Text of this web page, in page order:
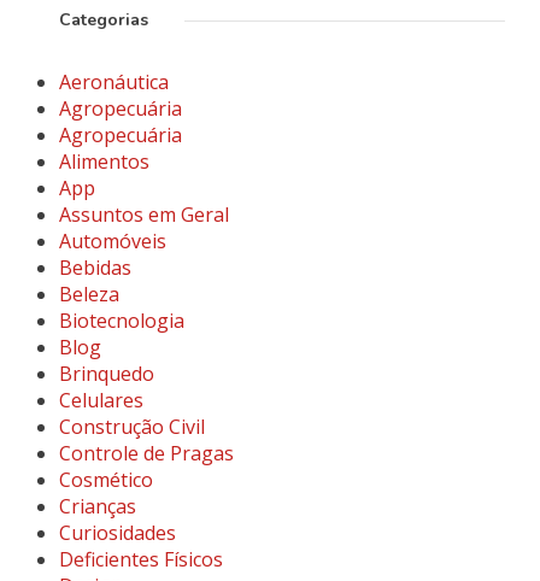
Categorias
Aeronáutica
Agropecuária
Agropecuária
Alimentos
App
Assuntos em Geral
Automóveis
Bebidas
Beleza
Biotecnologia
Blog
Brinquedo
Celulares
Construção Civil
Controle de Pragas
Cosmético
Crianças
Curiosidades
Deficientes Físicos